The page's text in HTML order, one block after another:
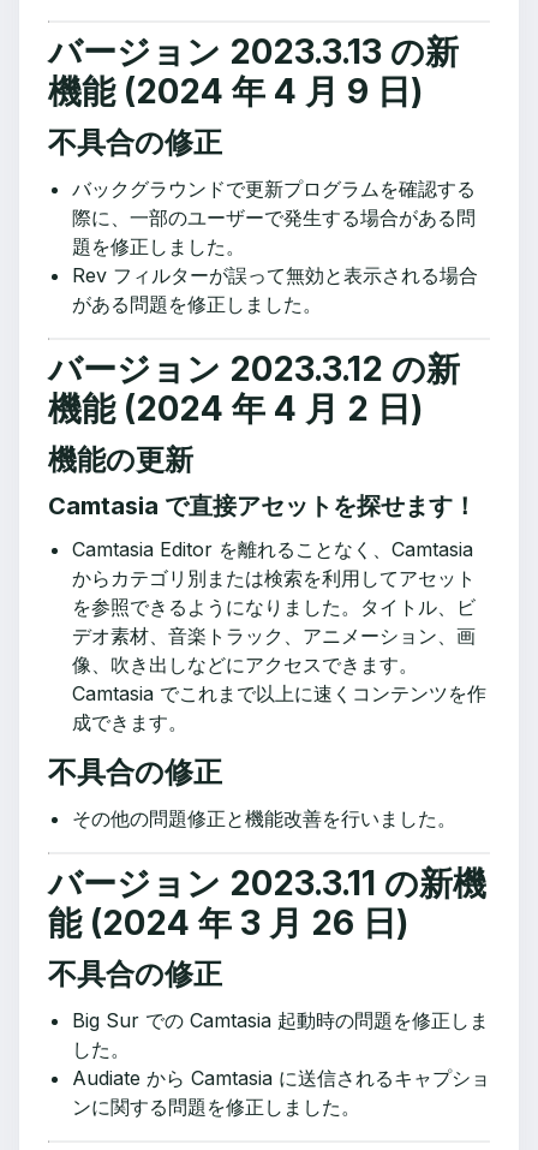
バージョン 2023.3.13 の新
機能 (2024 年 4 月 9 日)
不具合の修正
バックグラウンドで更新プログラムを確認する
際に、一部のユーザーで発生する場合がある問
題を修正しました。
Rev フィルターが誤って無効と表示される場合
がある問題を修正しました。
バージョン 2023.3.12 の新
機能 (2024 年 4 月 2 日)
機能の更新
Camtasia で直接アセットを探せます！
Camtasia Editor を離れることなく、Camtasia
からカテゴリ別または検索を利用してアセット
を参照できるようになりました。タイトル、ビ
デオ素材、音楽トラック、アニメーション、画
像、吹き出しなどにアクセスできます。
Camtasia でこれまで以上に速くコンテンツを作
成できます。
不具合の修正
その他の問題修正と機能改善を行いました。
バージョン 2023.3.11 の新機
能 (2024 年 3 月 26 日)
不具合の修正
Big Sur での Camtasia 起動時の問題を修正しま
した。
Audiate から Camtasia に送信されるキャプショ
ンに関する問題を修正しました。